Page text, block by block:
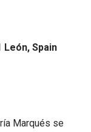
León, Spain
Marqués se